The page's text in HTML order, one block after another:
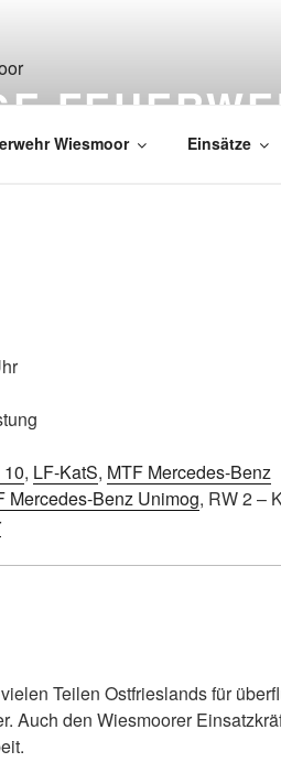
Wiesmoor Einsätze
10, LF-KatS, MTF Mercedes-Benz
Mercedes-Benz Unimog, RW 2 –
Teilen Ostfrieslands für
Auch den Wiesmoorer